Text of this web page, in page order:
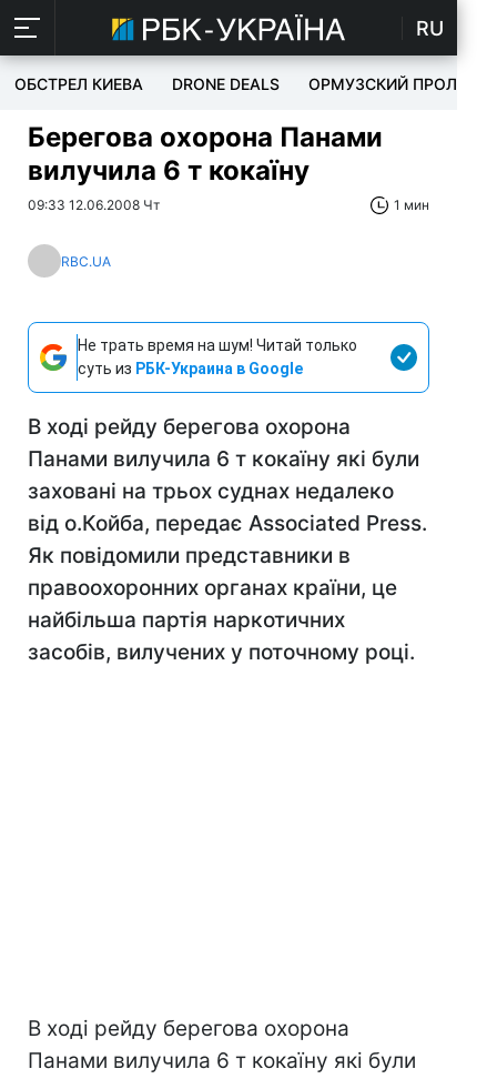
RU
ОБСТРЕЛ КИЕВА DRONE DEALS ОРМУЗСКИЙ ПРОЛИВ
Берегова охорона Панами
вилучила 6 т кокаїну
09:33 12.06.2008 Чт 1 мин
RBC.UA
Не трать время на шум! Читай только
суть из РБК-Украина в Google
В ході рейду берегова охорона
Панами вилучила 6 т кокаїну які були
заховані на трьох суднах недалеко
від о.Койба, передає Associated Press.
Як повідомили представники в
правоохоронних органах країни, це
найбільша партія наркотичних
засобів, вилучених у поточному році.
В ході рейду берегова охорона
Панами вилучила 6 т кокаїну які були